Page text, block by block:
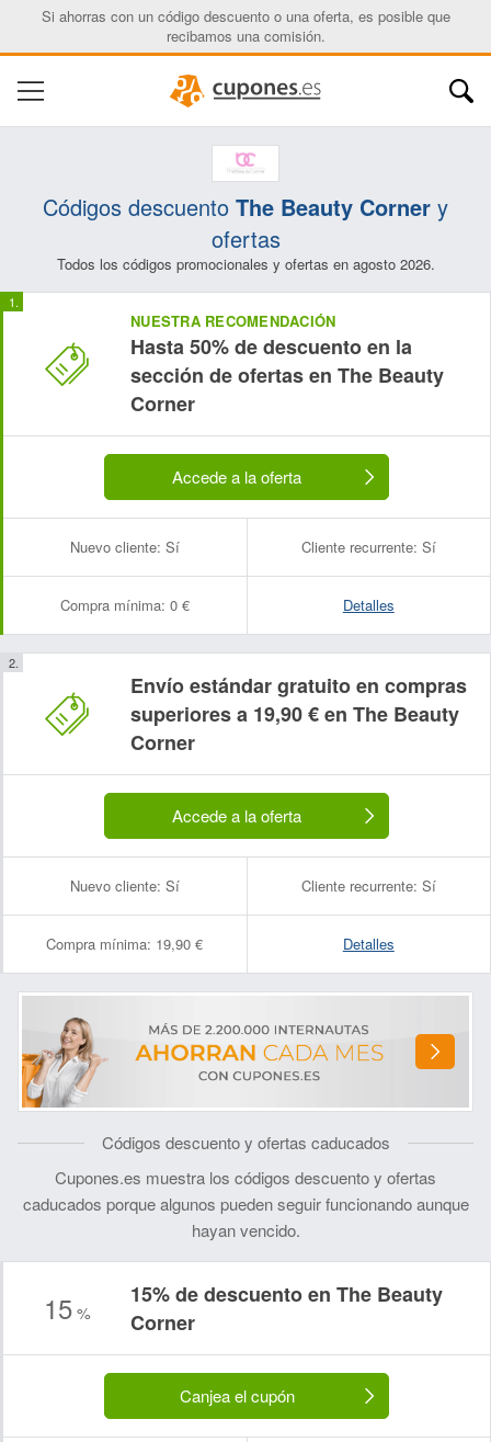
Si ahorras con un código descuento o una oferta, es posible que
recibamos una comisión.
Códigos descuento The Beauty Corner y
ofertas
Todos los códigos promocionales y ofertas en agosto 2026.
NUESTRA RECOMENDACIÓN
Hasta 50% de descuento en la
sección de ofertas en The Beauty
Corner
Accede a la oferta
Nuevo cliente: Sí Cliente recurrente: Sí
Compra mínima: 0 € Detalles
Envío estándar gratuito en compras
superiores a 19,90 € en The Beauty
Corner
Accede a la oferta
Nuevo cliente: Sí Cliente recurrente: Sí
Compra mínima: 19,90 € Detalles
Códigos descuento y ofertas caducados
Cupones.es muestra los códigos descuento y ofertas
caducados porque algunos pueden seguir funcionando aunque
hayan vencido.
15 %
15% de descuento en The Beauty
Corner
Canjea el cupón